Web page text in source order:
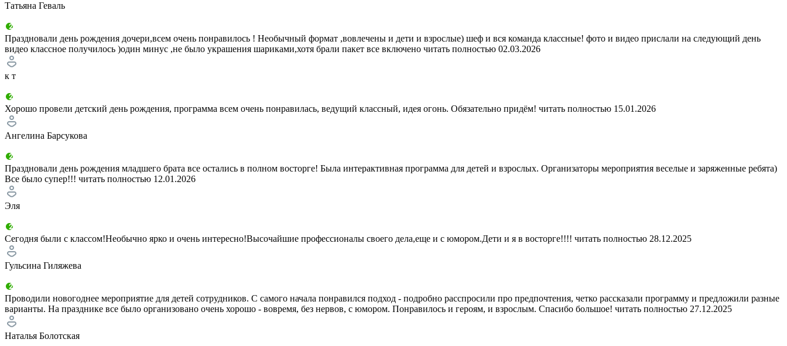
Татьяна Геваль
Праздновали день рождения дочери,всем очень понравилось ! Необычный формат ,вовлечены и дети и взрослые) шеф и вся команда классные! фото и видео прислали на следующий день
видео классное получилось )один минус ,не было украшения шариками,хотя брали пакет все включено читать полностью 02.03.2026
к т
Хорошо провели детский день рождения, программа всем очень понравилась, ведущий классный, идея огонь. Обязательно придём! читать полностью 15.01.2026
Ангелина Барсукова
Праздновали день рождения младшего брата все остались в полном восторге! Была интерактивная программа для детей и взрослых. Организаторы мероприятия веселые и заряженные ребята)
Все было супер!!! читать полностью 12.01.2026
Эля
Сегодня были с классом!Необычно ярко и очень интересно!Высочайшие профессионалы своего дела,еще и с юмором.Дети и я в восторге!!!! читать полностью 28.12.2025
Гульсина Гиляжева
Проводили новогоднее мероприятие для детей сотрудников. С самого начала понравился подход - подробно расспросили про предпочтения, четко рассказали программу и предложили разные
варианты. На празднике все было организовано очень хорошо - вовремя, без нервов, с юмором. Понравилось и героям, и взрослым. Спасибо большое! читать полностью 27.12.2025
Наталья Болотская